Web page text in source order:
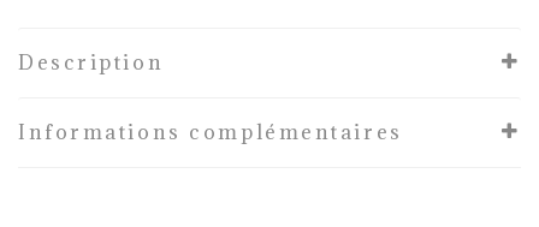
Description
Informations complémentaires